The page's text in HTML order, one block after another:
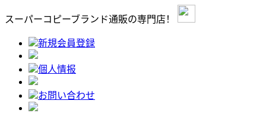
スーパーコピーブランド通販の専門店！
新規会員登録
個人情报
お問い合わせ